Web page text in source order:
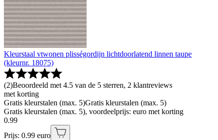
Kleurstaal vtwonen plisségordijn lichtdoorlatend linnen taupe
(kleurnr. 18075)
(2)Beoordeeld met 4.5 van de 5 sterren, 2 klantreviews
met korting
Gratis kleurstalen (max. 5)Gratis kleurstalen (max. 5)
Gratis kleurstalen (max. 5), voordeelprijs: euro met korting
0.99
Prijs: 0.99 euro